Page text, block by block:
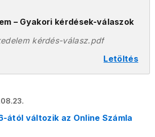
– Gyakori kérdések-válaszok
Letöltés
kérdés-válasz.pdf
ától változik az Online Számla